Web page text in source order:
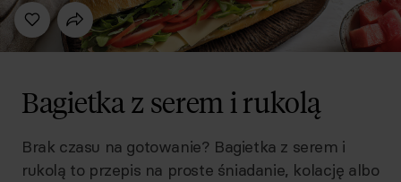
Bagietka z serem i rukolą
Brak czasu na gotowanie? Bagietka z serem i
rukolą to przepis na proste śniadanie, kolację albo